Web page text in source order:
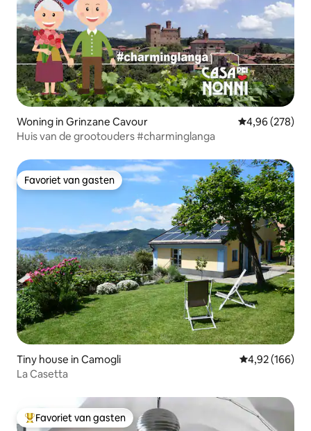
Woning in Grinzane Cavour Gemiddelde
4,96 (278)
Huis van de grootouders #charminglanga
Favoriet van gasten
Favoriet van gasten
Tiny house in Camogli Gemiddelde
4,92 (166)
La Casetta
Topfavoriet van gasten
Favoriet van gasten